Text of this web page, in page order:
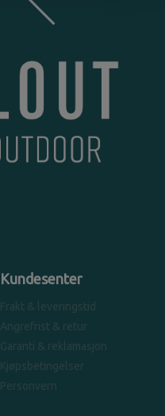
Kundesenter
Frakt & leveringstid
Angrefrist & retur
Garanti & reklamasjon
Kjøpsbetingelser
Personvern